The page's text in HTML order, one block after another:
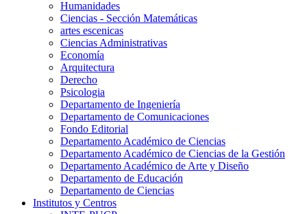
Humanidades
Ciencias - Sección Matemáticas
artes escenicas
Ciencias Administrativas
Economía
Arquitectura
Derecho
Psicologia
Departamento de Ingeniería
Departamento de Comunicaciones
Fondo Editorial
Departamento Académico de Ciencias
Departamento Académico de Ciencias de la Gestión
Departamento Académico de Arte y Diseño
Departamento de Educación
Departamento de Ciencias
Institutos y Centros